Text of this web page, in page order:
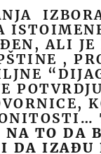
ALI
,
NA TO DA
DA IZAĐU